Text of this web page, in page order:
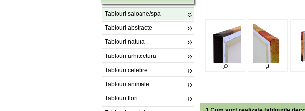
Tablouri saloane/spa
Tablouri abstracte
Tablouri natura
Tablouri arhitectura
Tablouri celebre
Tablouri animale
Tablouri flori